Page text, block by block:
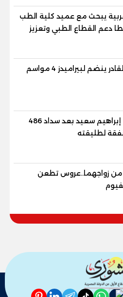
يبحث مع عميد كلية الطب
دعم القطاع الطبي وتعزيز
الخبرات الأكاديمية
ينضم لبيراميدز 4 مواسم
الإفراج عن إبراهيم سعيد بعد سداد 486
لطليقته
أيام من زواجهما..عروس تطعن